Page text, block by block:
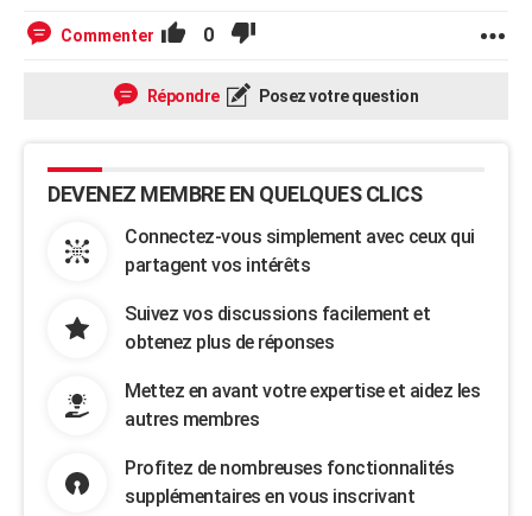
Commenter 0
Répondre Posez votre question
DEVENEZ MEMBRE EN QUELQUES CLICS
Connectez-vous simplement avec ceux qui
partagent vos intérêts
Suivez vos discussions facilement et
obtenez plus de réponses
Mettez en avant votre expertise et aidez les
autres membres
Profitez de nombreuses fonctionnalités
supplémentaires en vous inscrivant